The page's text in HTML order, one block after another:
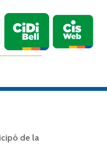
de la